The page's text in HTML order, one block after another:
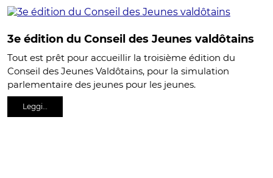
3e édition du Conseil des Jeunes valdôtains
Tout est prêt pour accueillir la troisième édition du
Conseil des Jeunes Valdôtains, pour la simulation
parlementaire des jeunes pour les jeunes.
Leggi…